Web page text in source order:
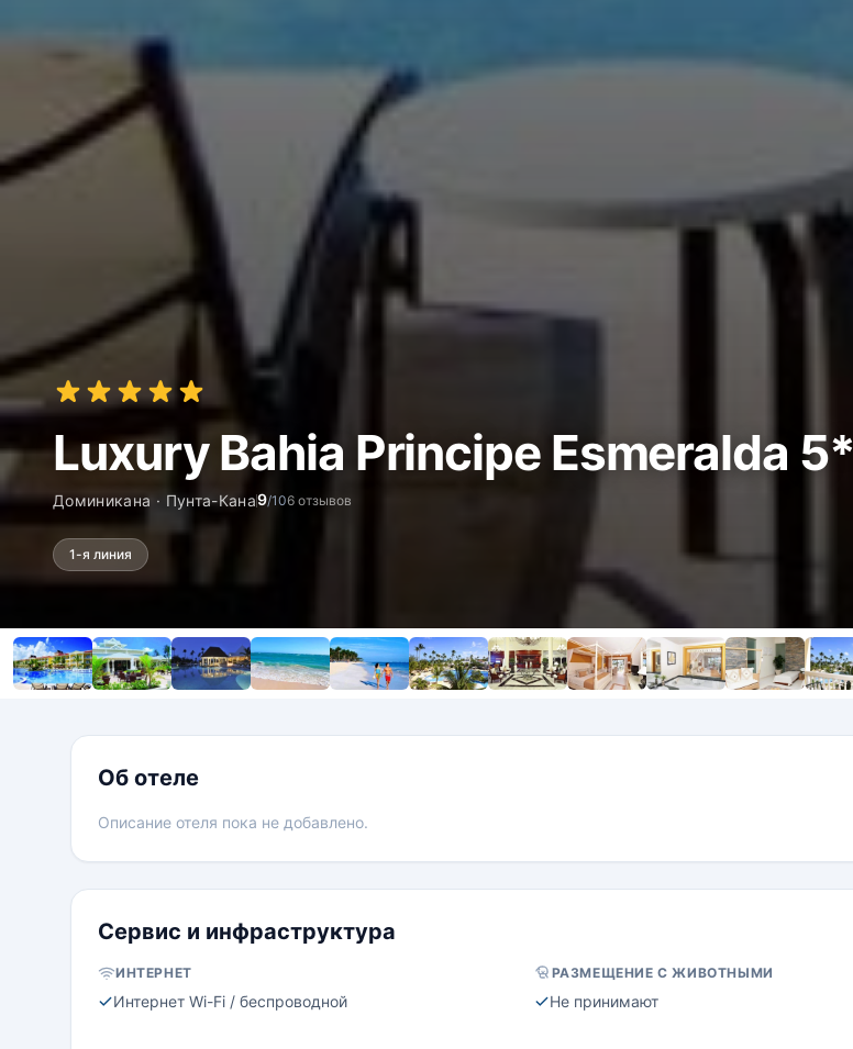
Luxury Bahia Principe Esmeralda 5*
Доминикана · Пунта-Кана9/106 отзывов
1-я линия
Об отеле
Описание отеля пока не добавлено.
Сервис и инфраструктура
ИНТЕРНЕТ
Интернет Wi-Fi / беспроводной
РАЗМЕЩЕНИЕ С ЖИВОТНЫМИ
Не принимают